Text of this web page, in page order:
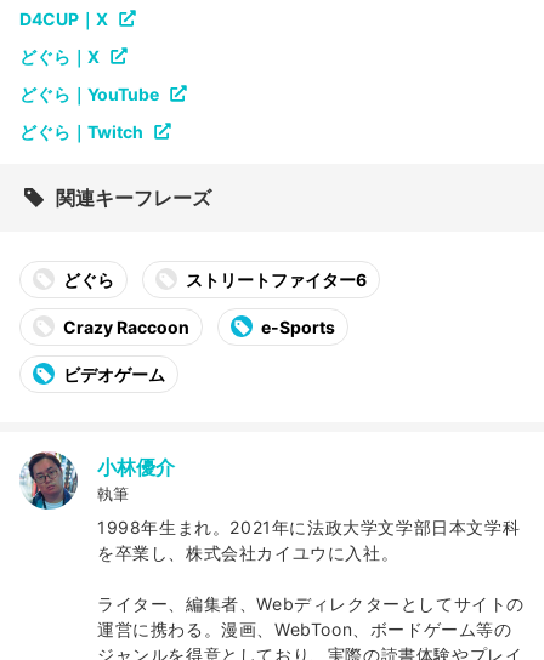
D4CUP｜X
どぐら｜X
どぐら｜YouTube
どぐら｜Twitch
関連キーフレーズ
どぐら ストリートファイター6
Crazy Raccoon e-Sports
ビデオゲーム
小林優介
執筆
1998年生まれ。2021年に法政大学文学部日本文学科
を卒業し、株式会社カイユウに入社。
ライター、編集者、Webディレクターとしてサイトの
運営に携わる。漫画、WebToon、ボードゲーム等の
ジャンルを得意としており、実際の読書体験やプレイ